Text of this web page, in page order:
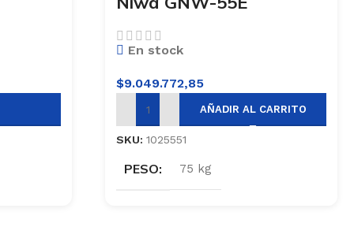
En stock
$9.049.772,85
AÑADIR AL CARRITO
SKU: 1025551
PESO 75 kg